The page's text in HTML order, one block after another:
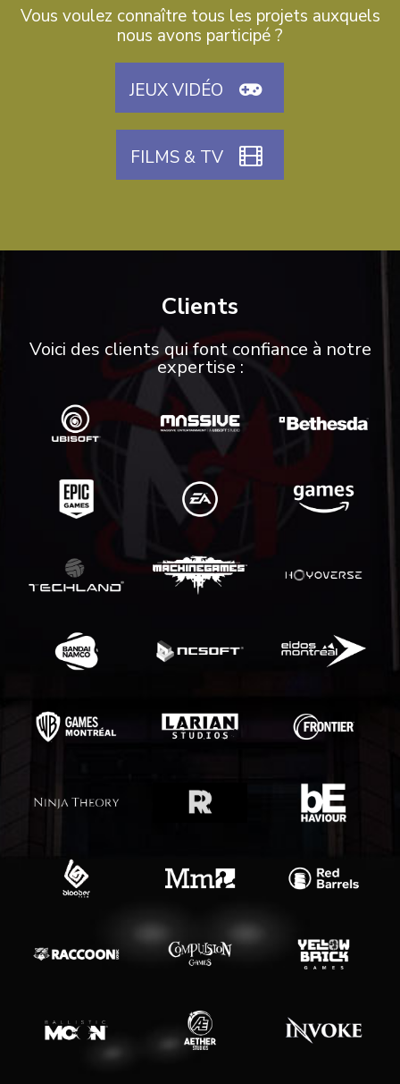
Vous voulez connaître tous les projets auxquels
nous avons participé ?
JEUX VIDÉO
FILMS & TV
Clients
Voici des clients qui font confiance à notre
expertise :